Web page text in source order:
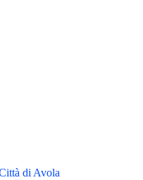
di Avola